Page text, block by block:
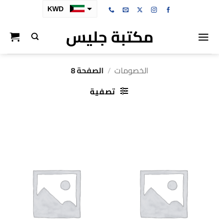
KWD
مكتبة جليس
الخصومات / الصفحة 8
تصفية